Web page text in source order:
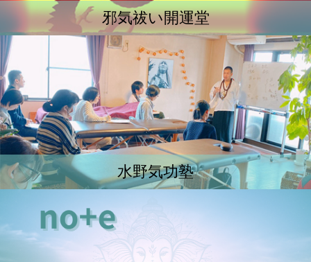
邪気祓い開運堂
水野気功塾